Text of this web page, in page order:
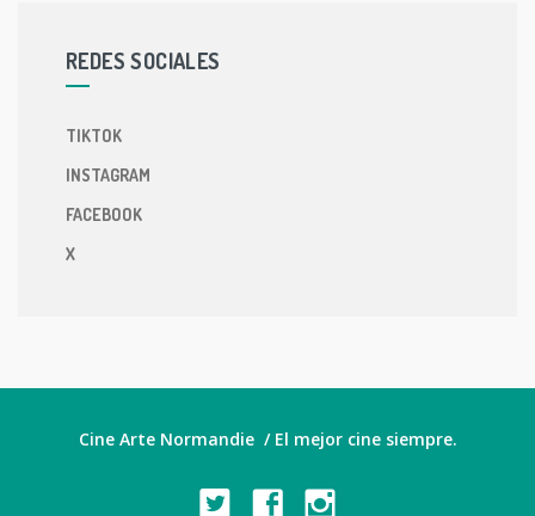
REDES SOCIALES
TIKTOK
INSTAGRAM
FACEBOOK
X
Cine Arte Normandie / El mejor cine siempre.